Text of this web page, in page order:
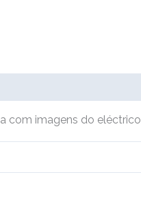
com imagens do eléctrico